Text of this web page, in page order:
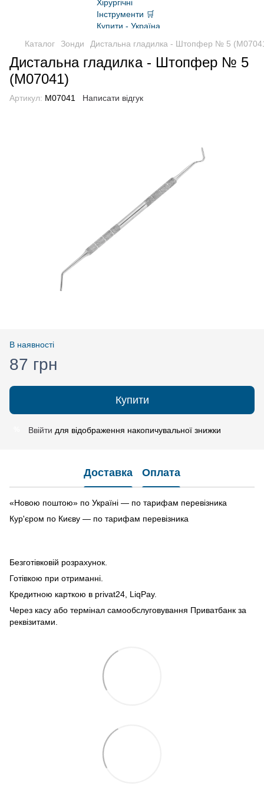
Каталог Зонди Дистальна гладилка - Штопфер № 5
Дистальна гладилка - Штопфер № 5
(M07041)
Артикул: M07041 Написати відгук
В наявності
87 грн
Купити
Ввійти для відображення накопичувальної знижки
Доставка Оплата
«Новою поштою» по Україні — по тарифам перевізника
Кур'єром по Києву — по тарифам перевізника
Безготівковій розрахунок.
Готівкою при отриманні.
Кредитною карткою в privat24, LiqPay.
Через касу або термінал самообслуговування Приватбанк за
реквізитами.